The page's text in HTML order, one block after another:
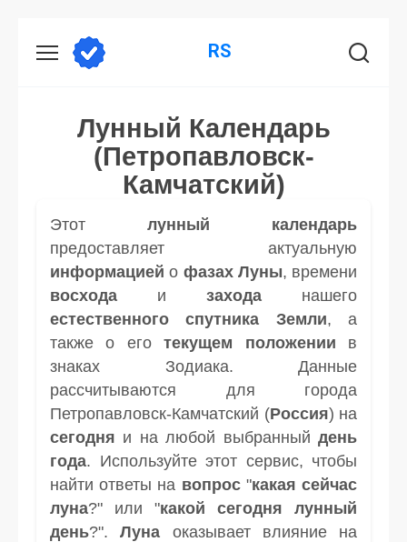
RS
Лунный Календарь
(Петропавловск-
Камчатский)
Этот лунный календарь
предоставляет актуальную
информацией о фазах Луны, времени
восхода и захода нашего
естественного спутника
Земли, а
также о еготекущем положении в
знаках Зодиака. Данные
рассчитываются для города
Петропавловск-Камчатский (Россия) на
сегодня и на любой выбранный день
года. Используйте этот сервис, чтобы
найти ответы на вопрос"какая сейчас
луна?" или "какой сегодня лунный
день?".Луна оказывает влияние на